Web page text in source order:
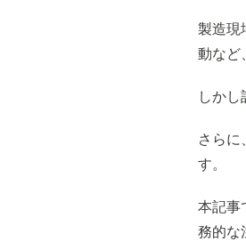
製造現
動など
しかし
さらに
す。
本記事
務的な